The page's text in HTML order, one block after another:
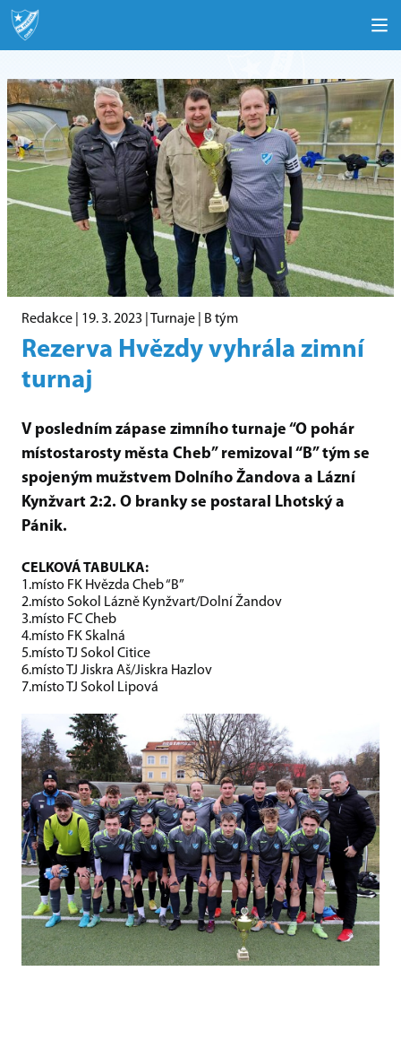
Redakce | 19. 3. 2023 Turnaje B tým
Rezerva Hvězdy vyhrála zimní
turnaj
V posledním zápase zimního turnaje “O pohár
místostarosty města Cheb” remizoval “B” tým se
spojeným mužstvem Dolního Žandova a Lázní
Kynžvart 2:2. O branky se postaral Lhotský a
Pánik.
CELKOVÁ TABULKA:
1.místo FK Hvězda Cheb “B”
2.místo Sokol Lázně Kynžvart/Dolní Žandov
3.místo FC Cheb
4.místo FK Skalná
5.místo TJ Sokol Citice
6.místo TJ Jiskra Aš/Jiskra Hazlov
7.místo TJ Sokol Lipová